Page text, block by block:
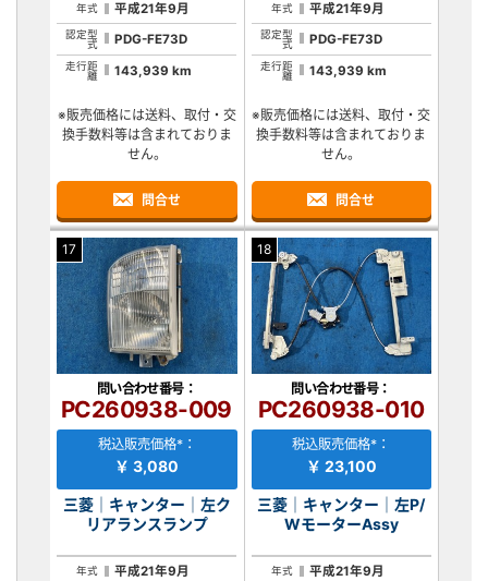
年式 平成21年9月
認定型
式
PDG-FE73D
走行距
離
143,939 km
※販売価格には送料、取付・交
換手数料等は含まれておりま
せん。
問合せ
年式 平成21年9月
認定型
式
PDG-FE73D
走行距
離
143,939 km
※販売価格には送料、取付・交
換手数料等は含まれておりま
せん。
問合せ
17
問い合わせ番号：
PC260938-009
税込販売価格*：
￥ 3,080
三菱｜キャンター｜左ク
リアランスランプ
年式 平成21年9月
18
問い合わせ番号：
PC260938-010
税込販売価格*：
￥ 23,100
三菱｜キャンター｜左P/
WモーターAssy
年式 平成21年9月